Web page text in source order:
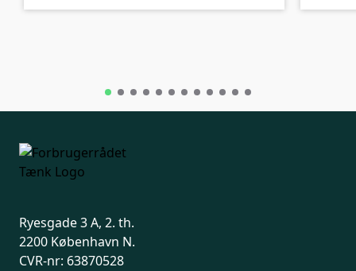
Ryesgade 3 A, 2. th.
2200 København N.
CVR-nr: 63870528